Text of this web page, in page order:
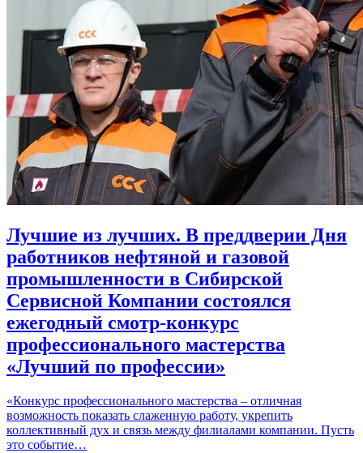
Лучшие из лучших. В преддверии Дня
работников нефтяной и газовой
промышленности в Сибирской
Сервисной Компании состоялся
ежегодный смотр-конкурс
профессионального мастерства
«Лучший по профессии»
«Конкурс профессионального мастерства – отличная
возможность показать слаженную работу, укрепить
коллективный дух и связь между филиалами компании. Пусть
это событие…